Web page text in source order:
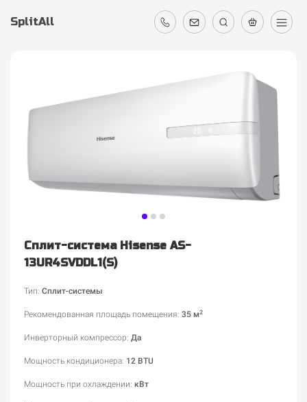
SplitAll
Сплит-система Hisense AS-
13UR4SVDDL1(S)
Тип: Сплит-системы
Рекомендованная площадь помещения: 35 м2
Инверторный компрессор: Да
Мощность кондиционера: 12 BTU
Мощность при охлаждении: кВт